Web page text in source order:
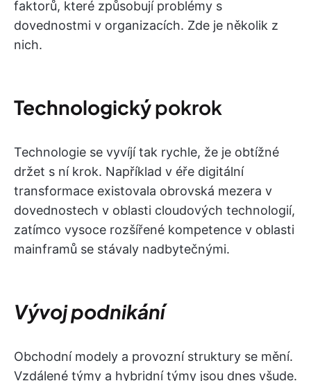
faktorů, které způsobují problémy s
dovednostmi v organizacích. Zde je několik z
nich.
Technologickýpokrok
Technologie se vyvíjí tak rychle, že je obtížné
držet s ní krok. Například v éře digitální
transformace existovala obrovská mezera v
dovednostech v oblasti cloudových technologií,
zatímco vysoce rozšířené kompetence v oblasti
mainframů se stávaly nadbytečnými.
Vývoj podnikání
Obchodní modely a provozní struktury se mění.
Vzdálené týmy a hybridní týmy jsou dnes všude.